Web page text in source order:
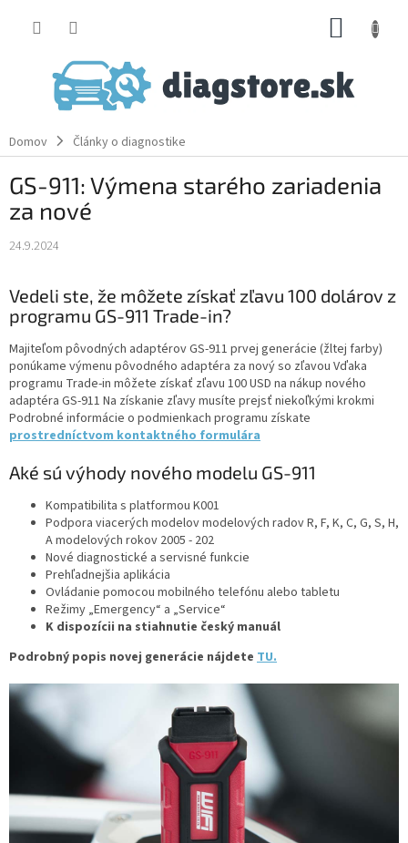
Domov Články o diagnostike
GS-911: Výmena starého zariadenia
za nové
24.9.2024
Vedeli ste, že môžete získať zľavu 100 dolárov z
programu GS-911 Trade-in?
Majiteľom pôvodných adaptérov GS-911 prvej generácie (žltej farby)
ponúkame výmenu pôvodného adaptéra za nový so zľavou Vďaka
programu Trade-in môžete získať zľavu 100 USD na nákup nového
adaptéra GS-911 Na získanie zľavy musíte prejsť niekoľkými krokmi
Podrobné informácie o podmienkach programu získate
prostredníctvom kontaktného formulára
Aké sú výhody nového modelu GS-911
Kompatibilita s platformou K001
Podpora viacerých modelov modelových radov R, F, K, C, G, S, H,
A modelových rokov 2005 - 202
Nové diagnostické a servisné funkcie
Prehľadnejšia aplikácia
Ovládanie pomocou mobilného telefónu alebo tabletu
Režimy „Emergency“ a „Service“
K dispozícii na stiahnutie český manuál
Podrobný popis novej generácie nájdete TU.